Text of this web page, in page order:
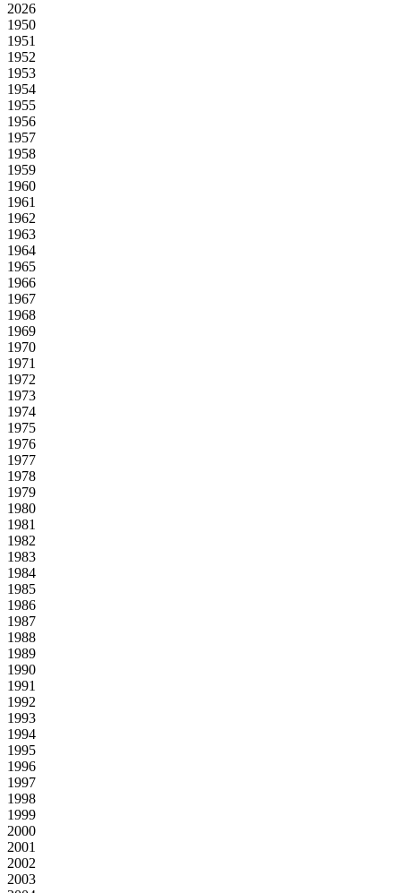
2026
1950
1951
1952
1953
1954
1955
1956
1957
1958
1959
1960
1961
1962
1963
1964
1965
1966
1967
1968
1969
1970
1971
1972
1973
1974
1975
1976
1977
1978
1979
1980
1981
1982
1983
1984
1985
1986
1987
1988
1989
1990
1991
1992
1993
1994
1995
1996
1997
1998
1999
2000
2001
2002
2003